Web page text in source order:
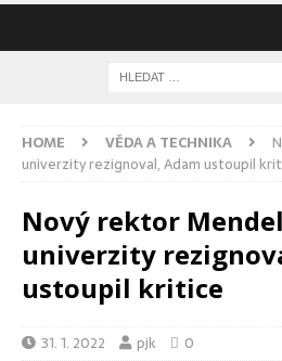
HOME VĚDA A TECHNIKA
univerzity rezignoval, Adam ustoupil
Nový rektor
univerzity
ustoupil kritice
31. 1. 2022 pjk 0